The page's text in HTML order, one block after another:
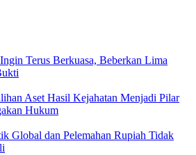
Terus Berkuasa, Beberkan Lima
Aset Hasil Kejahatan Menjadi Pilar
Hukum
Global dan Pelemahan Rupiah Tidak